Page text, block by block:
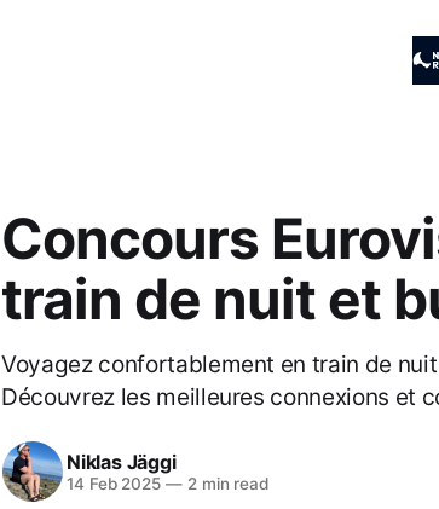
Concours
train de nuit et
Voyagez confortablement en train de
Découvrez les meilleures connexions et
Niklas Jäggi
14 Feb 2025 —2 min read